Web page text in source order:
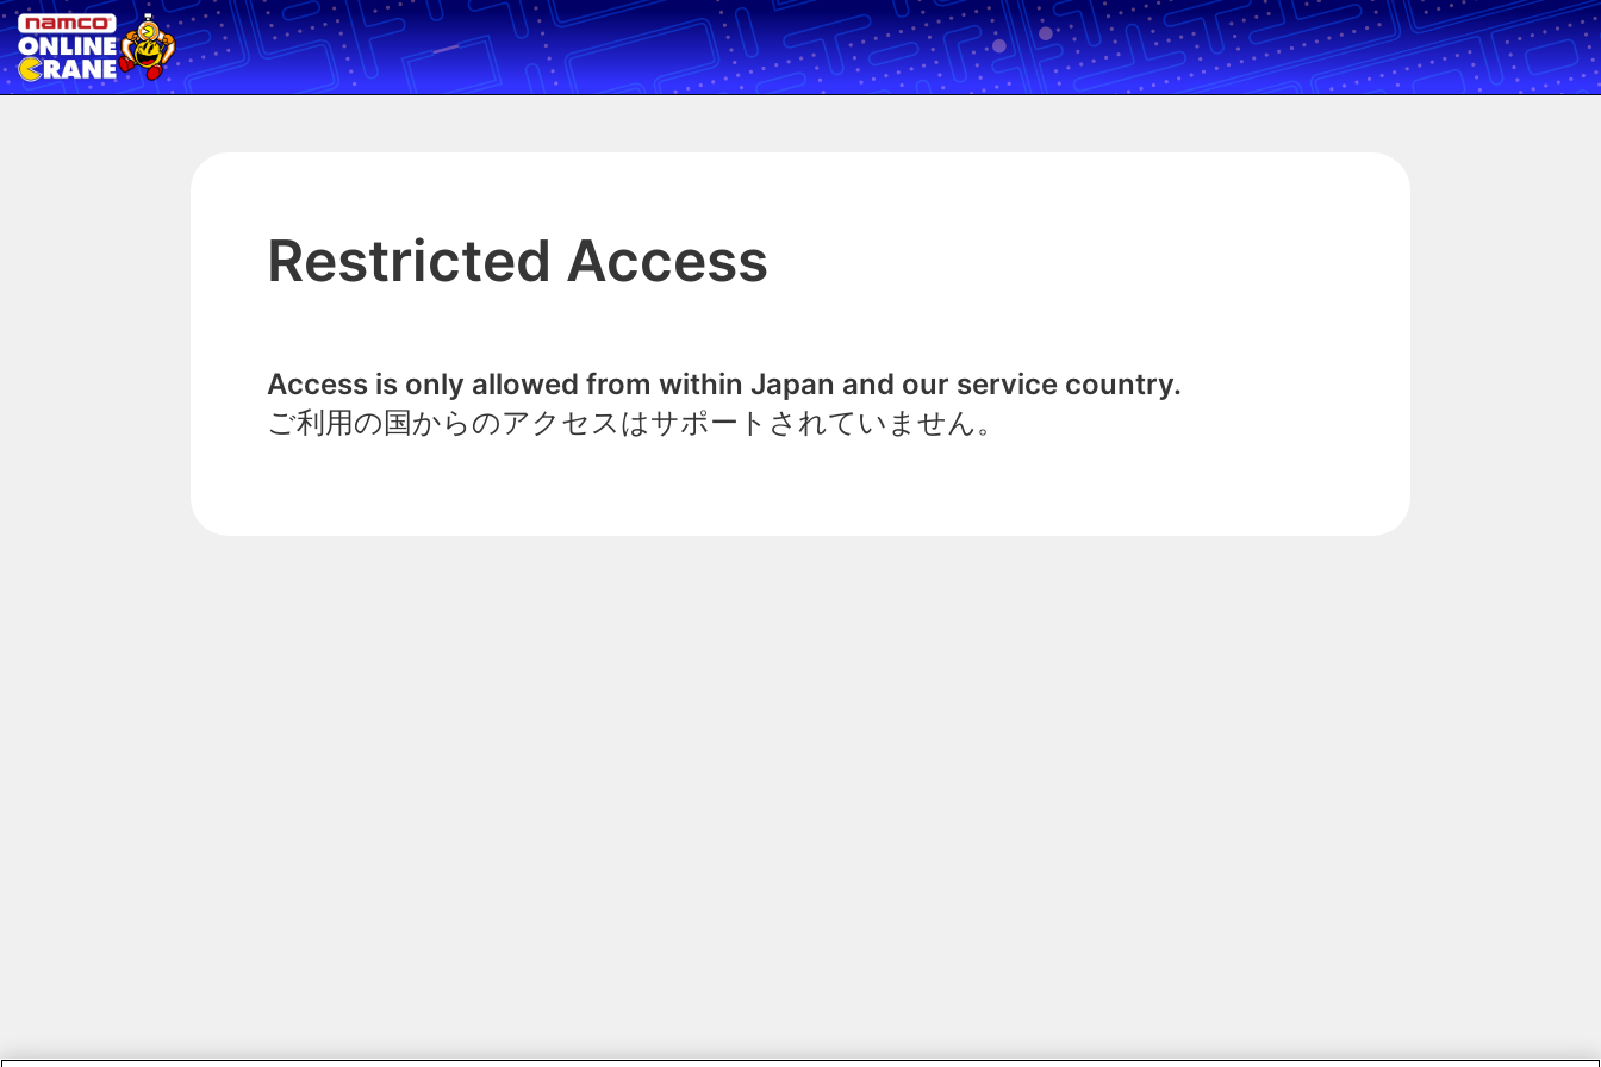
Restricted Access
Access is only allowed from within Japan and our service country.
ご利用の国からのアクセスはサポートされていません。